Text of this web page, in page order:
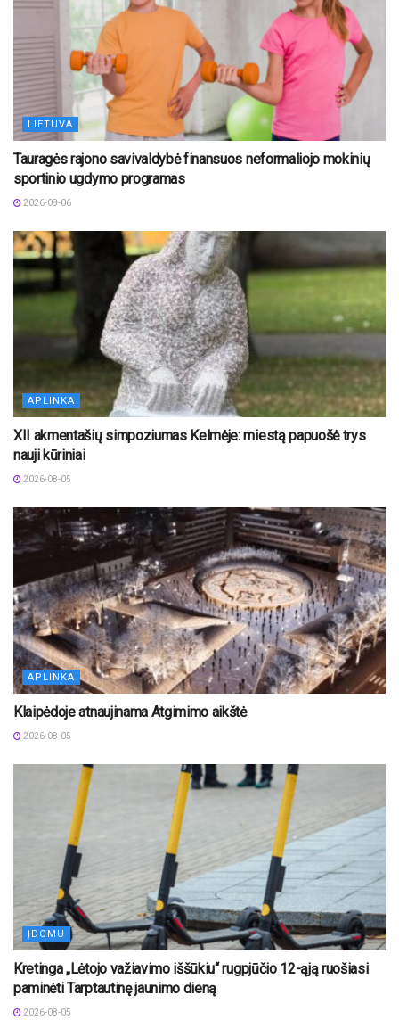
LIETUVA
Tauragės rajono savivaldybė finansuos neformaliojo mokinių
sportinio ugdymo programas
2026-08-06
APLINKA
XII akmentašių simpoziumas Kelmėje: miestą papuošė trys
nauji kūriniai
2026-08-05
APLINKA
Klaipėdoje atnaujinama Atgimimo aikštė
2026-08-05
ĮDOMU
Kretinga „Lėtojo važiavimo iššūkiu“ rugpjūčio 12-ąją ruošiasi
paminėti Tarptautinę jaunimo dieną
2026-08-05